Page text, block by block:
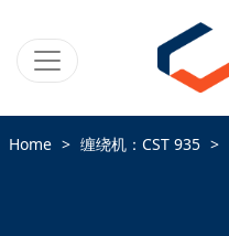
Home 缠绕机：CST 935